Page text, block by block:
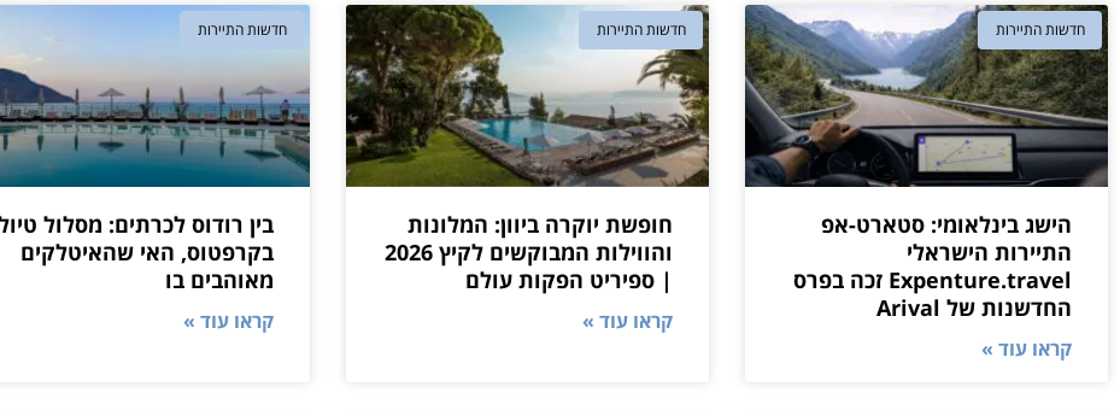
חדשות התיירות
הישג בינלאומי: סטארט-אפ
התיירות הישראלי
Expenture.travel זכה בפרס
החדשנות של Arival
קראו עוד »
חדשות התיירות
חופשת יוקרה ביוון: המלונות
והווילות המבוקשים לקיץ 2026
| ספיריט הפקות עולם
קראו עוד »
חדשות התיירות
בין רודוס לכרתים: מסלול
בקרפטוס, האי שהאיטלקים
מאוהבים בו
קראו עוד »